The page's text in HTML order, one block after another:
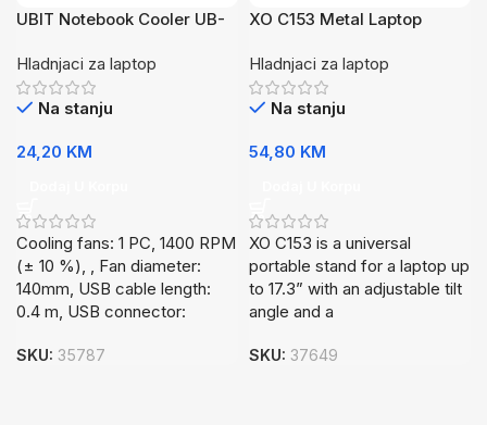
UBIT Notebook Cooler UB-
Hladnjaci za laptop
Na stanju
24,20 KM
Cooling fans: 1 PC, 1400 RPM
(± 10 %), , Fan diameter:
140mm, USB cable length:
0.4 m, USB connector:
SKU: 35787
XO C153 Metal Laptop
Hladnjaci za laptop
Na stanju
54,80 KM
XO C153 is a universal
portable stand for a laptop up
to 17.3” with an adjustable tilt
angle and a
SKU: 37649